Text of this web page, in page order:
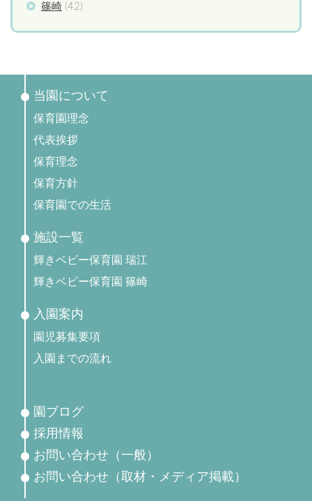
篠崎 (42)
当園について
保育園理念
代表挨拶
保育理念
保育方針
保育園での生活
施設一覧
輝きベビー保育園 瑞江
輝きベビー保育園 篠崎
入園案内
園児募集要項
入園までの流れ
園ブログ
採用情報
お問い合わせ（一般）
お問い合わせ（取材・メディア掲載）